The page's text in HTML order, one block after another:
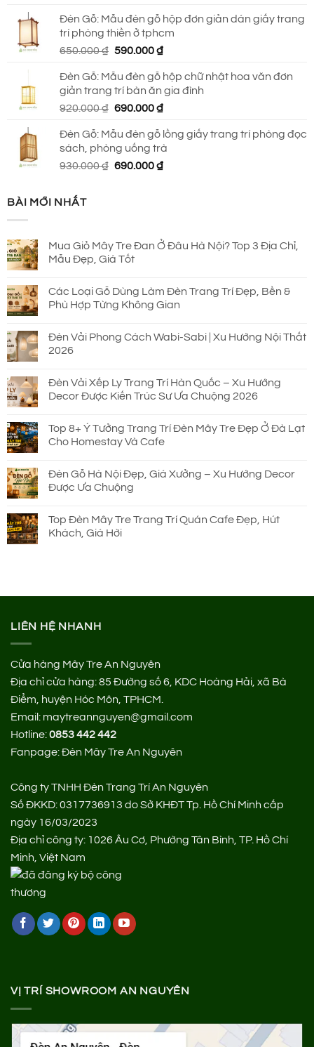
là:
2.145.000 ₫.
tại
Đèn Gỗ: Mẫu đèn gỗ hộp đơn giản dán giấy trang
trí phòng thiền ở tphcm
650.000₫ Giá
là:
650.000 ₫.
590.000₫Giá
tại
là:
590.000 ₫.
Đèn Gỗ: Mẫu đèn gỗ hộp chữ nhật hoa văn đơn
giản trang trí bàn ăn gia đình
920.000₫ Giá
là:
920.000 ₫.
690.000₫Giá
tại
là:
690.000 ₫.
Đèn Gỗ: Mẫu đèn gỗ lồng giấy trang trí phòng đọc
sách, phòng uống trà
930.000₫ Giá
690.000₫Giá
BÀI MỚI NHẤT
Mua Giỏ Mây Tre Đan Ở Đâu Hà Nội? Top 3 Địa Chỉ,
Mẫu Đẹp, Giá Tốt
Các Loại Gỗ Dùng Làm Đèn Trang Trí Đẹp, Bền &
Phù Hợp Từng Không Gian
Đèn Vải Phong Cách Wabi-Sabi | Xu Hướng Nội Thất
2026
Đèn Vải Xếp Ly Trang Trí Hàn Quốc – Xu Hướng
Decor Được Kiến Trúc Sư Ưa Chuộng 2026
Top 8+ Ý Tưởng Trang Trí Đèn Mây Tre Đẹp Ở Đà Lạt
Cho Homestay Và Cafe
Đèn Gỗ Hà Nội Đẹp, Giá Xưởng – Xu Hướng Decor
Được Ưa Chuộng
Top Đèn Mây Tre Trang Trí Quán Cafe Đẹp, Hút
Khách, Giá Hời
LIÊN HỆ NHANH
Cửa hàng Mây Tre An Nguyên
Địa chỉ cửa hàng:85 Đường số 6, KDC Hoàng Hải, xã Bà
Điểm, huyện Hóc Môn, TPHCM.
Email: maytreannguyen@gmail.com
Hotline:0853 442 442
Fanpage:Đèn Mây Tre An Nguyên
Công ty TNHH Đèn Trang Trí An Nguyên
Số ĐKKD: 0317736913 do Sở KHĐT Tp. Hồ Chí Minh cấp
ngày 16/03/2023
Địa chỉ công ty: 1026 Âu Cơ, Phường Tân Bình, TP. Hồ Chí
Minh, Việt Nam
VỊ TRÍ SHOWROOM AN NGUYÊN